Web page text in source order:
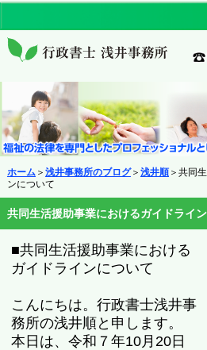
ホーム ＞ 浅井事務所のブログ＞ 浅井順＞共同
ンについて
共同生活援助事業におけるガイドライ
■共同生活援助事業における
ガイドラインについて
こんにちは。行政書士浅井事
務所の浅井順と申します。
本日は、令和７年10月20日